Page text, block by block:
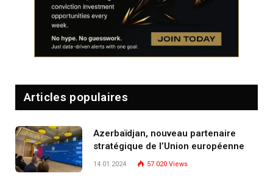
Articles populaires
Azerbaïdjan, nouveau partenaire
stratégique de l’Union européenne
14.01.2024 57 020 Views